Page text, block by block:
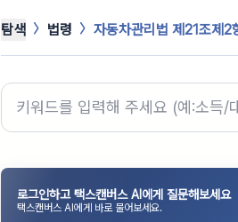
탐색 법령 자동차관리법 제21조제2
로그인하고 택스캔버스 AI에게 질문해보세요
택스캔버스 AI에게 바로 물어보세요.